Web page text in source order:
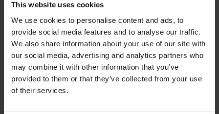
This website uses cookies
We use cookies to personalise content and ads, to
provide social media features and to analyse our traffic.
We also share information about your use of our site with
our social media, advertising and analytics partners who
may combine it with other information that you’ve
provided to them or that they’ve collected from your use
of their services.
Strijkijzer/droogtrommel:
Kledingstukken met elastine zijn niet bestand tegen de hitte
van het strijkijzer en/of de droogtrommel. Ook in veel
spijkerbroeken is elastine (stretch) verwerkt en mogen dus
niet gestreken worden en/of in de droogtrommel.
Twijfels? Wij staan klaar voor advies op maat.